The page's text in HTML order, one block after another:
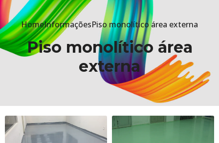
HomeInformaçõesPiso monolítico área externa
Piso monolítico área
externa